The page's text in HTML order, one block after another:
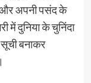
और अपनी पसंद के
में दुनिया के चुनिंदा
बनाकर